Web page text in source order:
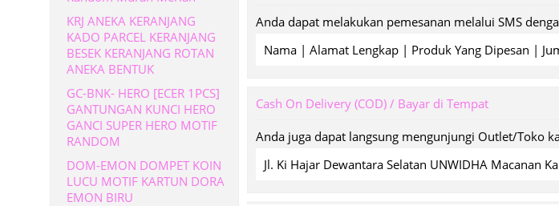
Anda dapat melakukan pemesanan melalui SMS
Nama | Alamat Lengkap | Produk Yang Dipesan |
Cash On Delivery (COD) / Bayar di Tempat
Anda juga dapat langsung mengunjungi Outlet/Toko
Jl. Ki Hajar Dewantara Selatan UNWIDHA Macanan
KRJ ANEKA KERANJANG
KADO PARCEL KERANJANG
BESEK KERANJANG ROTAN
ANEKA BENTUK
GC-BNK- HERO [ECER 1PCS]
GANTUNGAN KUNCI HERO
GANCI SUPER HERO MOTIF
RANDOM
DOM-EMON DOMPET KOIN
LUCU MOTIF KARTUN DORA
EMON BIRU